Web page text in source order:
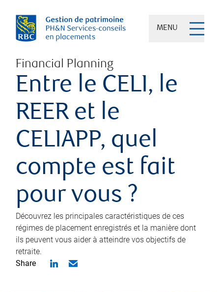
MENU
Financial Planning
Entre le CELI, le
REER et le
CELIAPP, quel
compte est fait
pour vous ?
Découvrez les principales caractéristiques de ces
régimes de placement enregistrés et la manière dont
ils peuvent vous aider à atteindre vos objectifs de
retraite.
Share